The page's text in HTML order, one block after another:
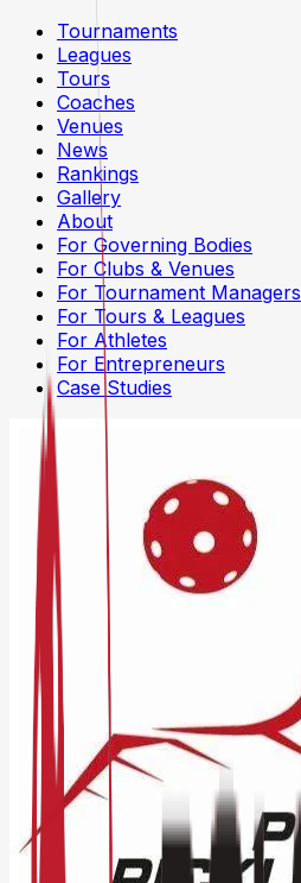
Tournaments
Leagues
Tours
Coaches
Venues
News
Rankings
Gallery
About
For Governing Bodies
For Clubs & Venues
For Tournament Managers
For Tours & Leagues
For Athletes
For Entrepreneurs
Case Studies